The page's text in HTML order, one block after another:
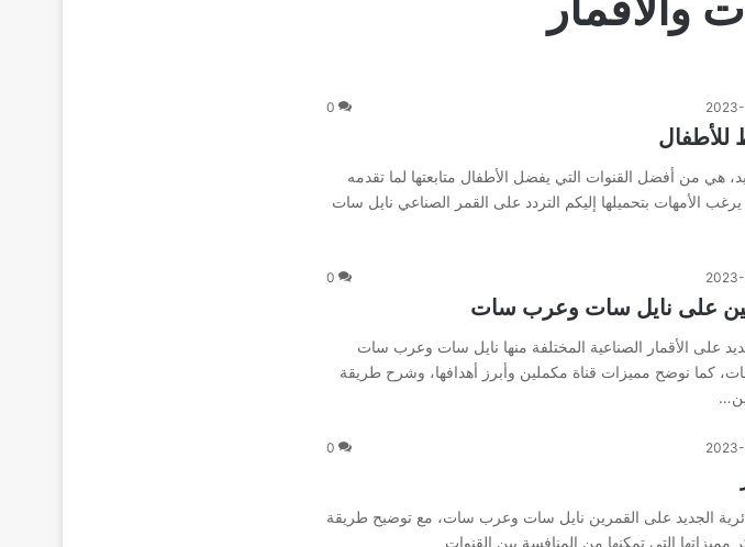
0
للأطفال
هي من أفضل القنوات التي يفضل الأطفال متابعتها لما تقدمه
الأمهات بتحميلها إليكم التردد على القمر الصناعي نايل سات
0
على نايل سات وعرب سات
على الأقمار الصناعية المختلفة منها نايل سات وعرب سات
كما نوضح مميزات قناة مكملين وأبرز أهدافها، وشرح طريقة
0
الجديد على القمرين نايل سات وعرب سات، مع توضيح طريقة
مميزاتها التي تمكنها من المنافسة بين القنوات